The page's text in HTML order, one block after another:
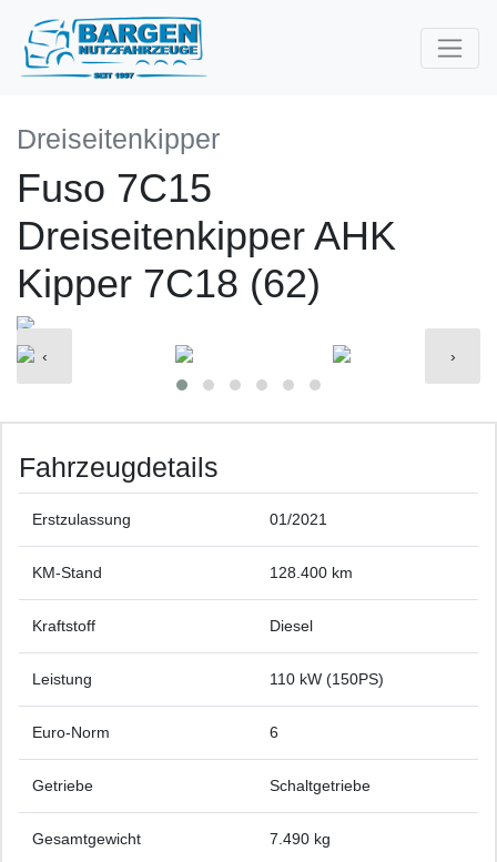
Dreiseitenkipper
Fuso 7C15
Dreiseitenkipper AHK
Kipper 7C18 (62)
‹ ›
Fahrzeugdetails
Erstzulassung 01/2021
KM-Stand 128.400 km
Kraftstoff Diesel
Leistung 110 kW (150PS)
Euro-Norm 6
Getriebe Schaltgetriebe
Gesamtgewicht 7.490 kg